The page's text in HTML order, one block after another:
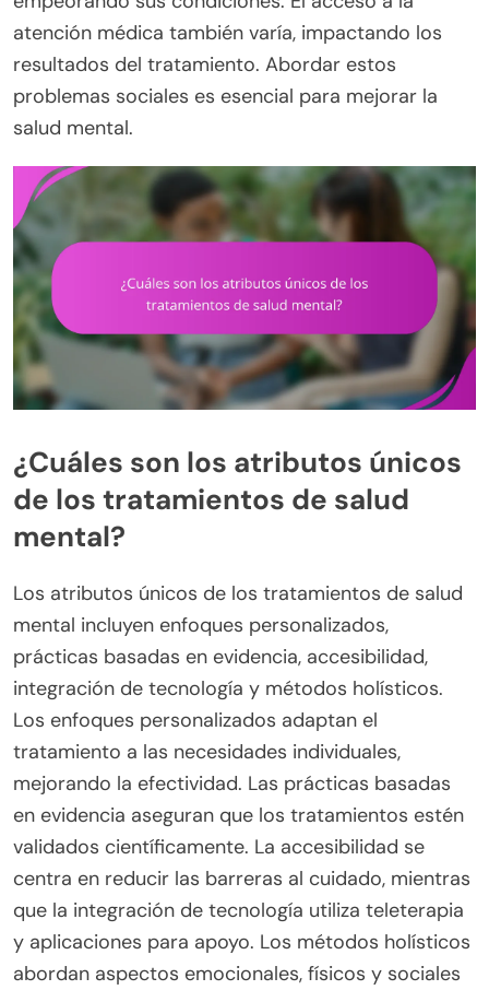
atención médica también varía, impactando los
resultados del tratamiento. Abordar estos
problemas sociales es esencial para mejorar la
salud mental.
¿Cuáles son los atributos únicos
de los tratamientos de salud
mental?
Los atributos únicos de los tratamientos de salud
mental incluyen enfoques personalizados,
prácticas basadas en evidencia, accesibilidad,
integración de tecnología y métodos holísticos.
Los enfoques personalizados adaptan el
tratamiento a las necesidades individuales,
mejorando la efectividad. Las prácticas basadas
en evidencia aseguran que los tratamientos estén
validados científicamente. La accesibilidad se
centra en reducir las barreras al cuidado, mientras
que la integración de tecnología utiliza teleterapia
y aplicaciones para apoyo. Los métodos holísticos
abordan aspectos emocionales, físicos y sociales